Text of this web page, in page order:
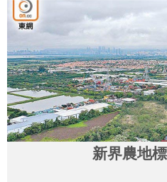
新界農地